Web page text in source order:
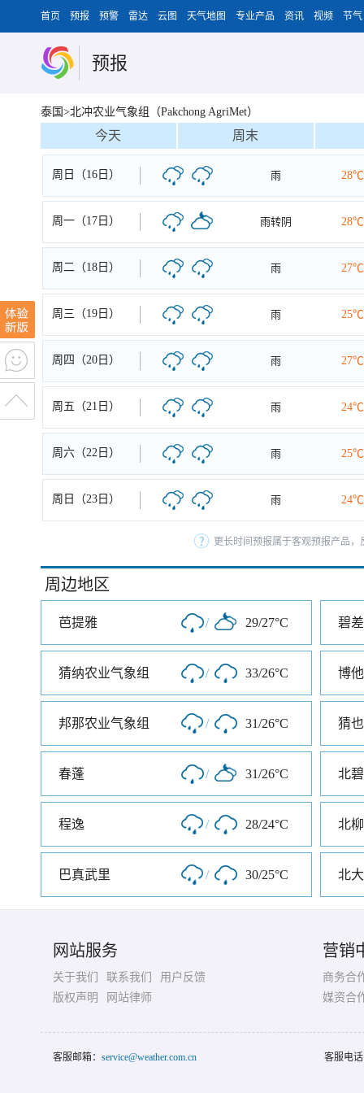
首页 预报 预警 雷达 云图 天气地图 专业产品 资讯 视频 节气
预报
泰国>北冲农业气象组（Pakchong AgriMet）
今天 周末
周日（16日） 雨 28℃
周一（17日） 雨转阴 28℃
周二（18日） 雨 27℃
周三（19日） 雨 25℃
周四（20日） 雨 27℃
周五（21日） 雨 24℃
周六（22日） 雨 25℃
周日（23日） 雨 24℃
更长时间预报属于客观预报产品
周边地区
芭提雅 / 29/27°C 碧
猜纳农业气象组 / 33/26°C 博
邦那农业气象组 / 31/26°C 猜
春蓬 / 31/26°C 北
程逸 / 28/24°C 北
巴真武里 / 30/25°C 北
网站服务
关于我们 联系我们
用户反馈
版权声明
网站律师
营销
商务合
媒资合
客服邮箱： service@weather.com.cn 客服电